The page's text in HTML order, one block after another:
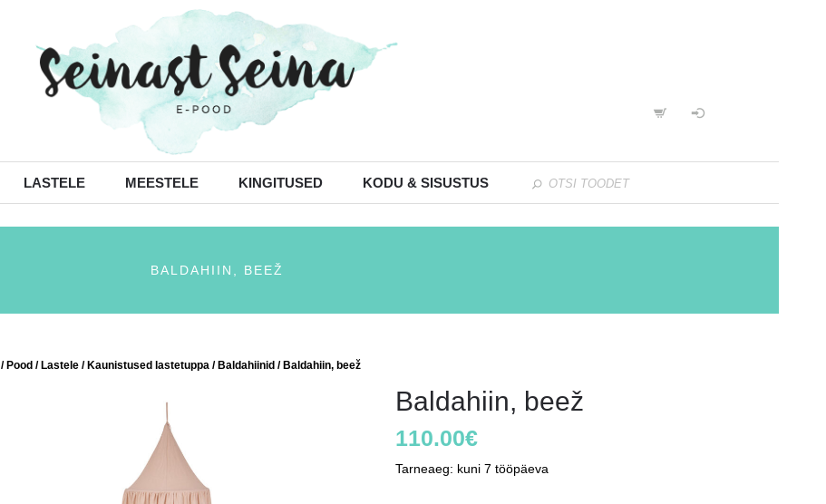
LASTELE MEESTELE KINGITUSED KODU & SISUSTUS
BALDAHIIN, BEEŽ
/Pood /Lastele /Kaunistused lastetuppa /Baldahiinid / Baldahiin, beež
Baldahiin, beež
110.00€
Tarneaeg: kuni 7 tööpäeva